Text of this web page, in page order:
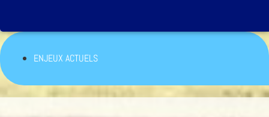
ENJEUX ACTUELS